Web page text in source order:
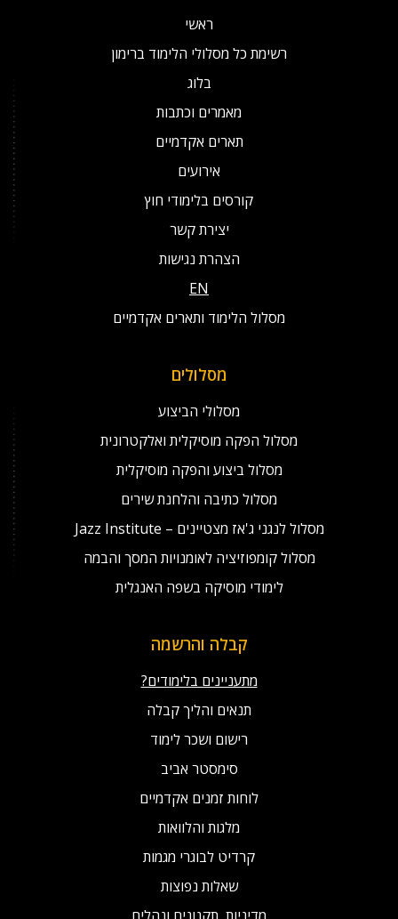
ראשי
רשימת כל מסלולי הלימוד ברימון
בלוג
מאמרים וכתבות
תארים אקדמיים
אירועים
קורסים בלימודי חוץ
יצירת קשר
הצהרת נגישות
EN
מסלול הלימוד ותארים אקדמיים
מסלולים
מסלולי הביצוע
מסלול הפקה מוסיקלית ואלקטרונית
מסלול ביצוע והפקה מוסיקלית
מסלול כתיבה והלחנת שירים
מסלול לנגני ג'אז מצטיינים – Jazz Institute
מסלול קומפוזיציה לאומנויות המסך והבמה
לימודי מוסיקה בשפה האנגלית
קבלה והרשמה
מתעניינים בלימודים?
תנאים והליך קבלה
רישום ושכר לימוד
סימסטר אביב
לוחות זמנים אקדמיים
מלגות והלוואות
קרדיט לבוגרי מגמות
שאלות נפוצות